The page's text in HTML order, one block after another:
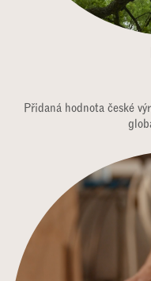
Přidaná hodnota české